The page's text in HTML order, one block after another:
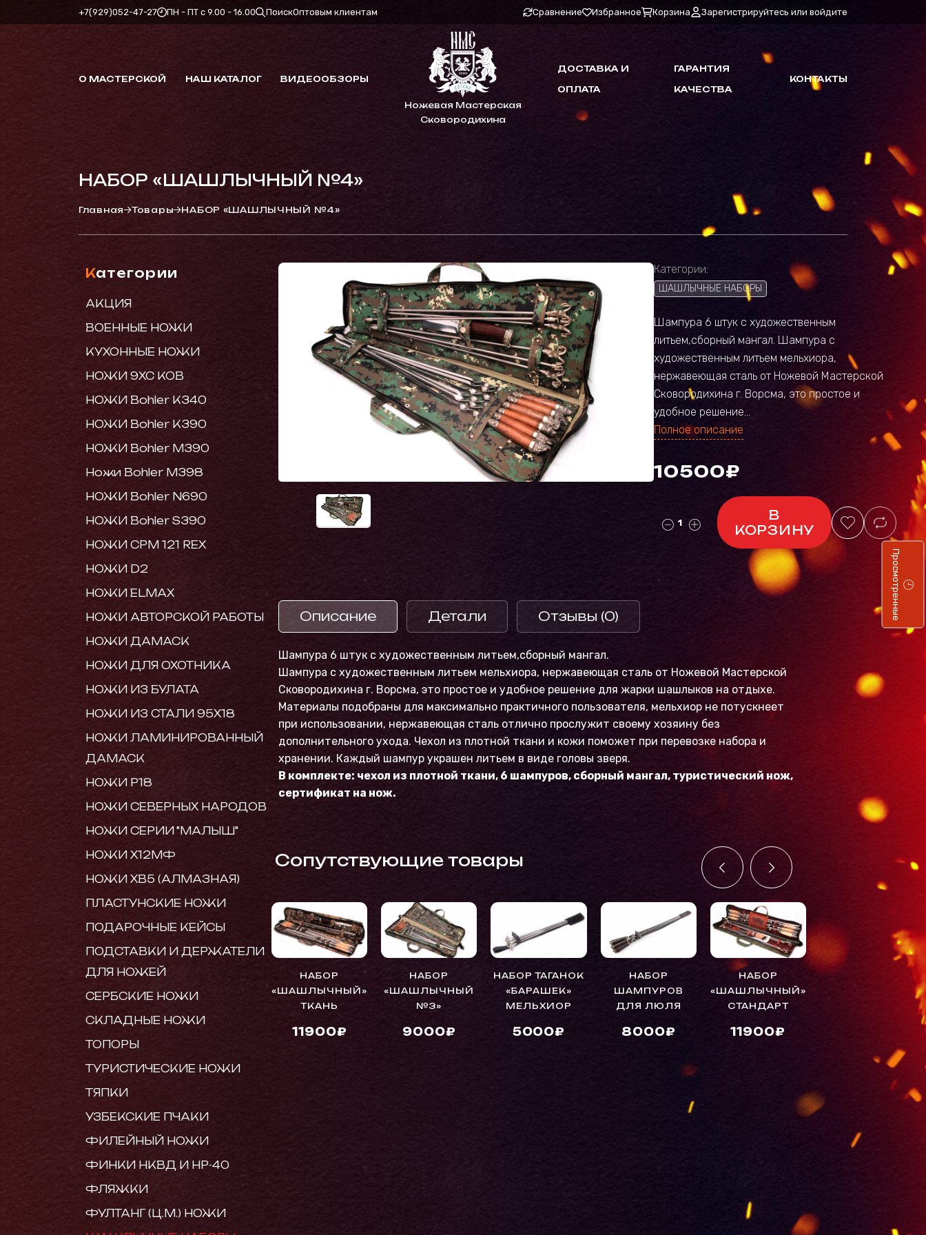
+7(929)052-47-27 ПН - ПТ с 9.00 - 16.00 ПоискОптовым клиентам Сравнение Избранное Корзина Зарегистрируйтесь или войдите
О МАСТЕРСКОЙ НАШ КАТАЛОГ ВИДЕООБЗОРЫ
Ножевая Мастерская
Сковородихина
ДОСТАВКА И
ОПЛАТА
ГАРАНТИЯ
КАЧЕСТВА
КОНТАКТЫ
НАБОР «ШАШЛЫЧНЫЙ №4»
Главная Товары НАБОР «ШАШЛЫЧНЫЙ №4»
Категории
АКЦИЯ
ВОЕННЫЕ НОЖИ
КУХОННЫЕ НОЖИ
НОЖИ 9ХС КОВ
НОЖИ Bohler K340
НОЖИ Bohler K390
НОЖИ Bohler M390
Ножи Bohler M398
НОЖИ Bohler N690
НОЖИ Bohler S390
НОЖИ CPM 121 REX
НОЖИ D2
НОЖИ ELMAX
НОЖИ АВТОРСКОЙ РАБОТЫ
НОЖИ ДАМАСК
НОЖИ ДЛЯ ОХОТНИКА
НОЖИ ИЗ БУЛАТА
НОЖИ ИЗ СТАЛИ 95Х18
НОЖИ ЛАМИНИРОВАННЫЙ
ДАМАСК
НОЖИ Р18
НОЖИ СЕВЕРНЫХ НАРОДОВ
НОЖИ СЕРИИ "МАЛЫШ"
НОЖИ Х12МФ
НОЖИ ХВ5 (АЛМАЗНАЯ)
ПЛАСТУНСКИЕ НОЖИ
ПОДАРОЧНЫЕ КЕЙСЫ
ПОДСТАВКИ И ДЕРЖАТЕЛИ
ДЛЯ НОЖЕЙ
СЕРБСКИЕ НОЖИ
СКЛАДНЫЕ НОЖИ
ТОПОРЫ
ТУРИСТИЧЕСКИЕ НОЖИ
ТЯПКИ
УЗБЕКСКИЕ ПЧАКИ
ФИЛЕЙНЫЙ НОЖИ
ФИНКИ НКВД И НР-40
ФЛЯЖКИ
ФУЛТАНГ (Ц.М.) НОЖИ
Категории:
ШАШЛЫЧНЫЕ НАБОРЫ
Шампура 6 штук с художественным
литьем,сборный мангал. Шампура с
художественным литьем мельхиора,
нержавеющая сталь от Ножевой Мастерской
Сковородихина г. Ворсма, это простое и
удобное решение...
Полное описание
10500₽
В
КОРЗИНУ
Описание Детали Отзывы (0)
Шампура 6 штук с художественным литьем,сборный мангал.
Шампура с художественным литьем мельхиора, нержавеющая сталь от Ножевой Мастерской
Сковородихина г. Ворсма, это простое и удобное решение для жарки шашлыков на отдыхе.
Материалы подобраны для максимально практичного пользователя, мельхиор не потускнеет
при использовании, нержавеющая сталь отлично прослужит своему хозяину без
дополнительного ухода. Чехол из плотной ткани и кожи поможет при перевозке набора и
хранении. Каждый шампур украшен литьем в виде головы зверя.
В комплекте: чехол из плотной ткани, 6 шампуров, сборный мангал, туристический нож,
сертификат на нож.
Cопутствующие товары
НАБОР
«ШАШЛЫЧНЫЙ»
ТКАНЬ
11900₽
НАБОР
«ШАШЛЫЧНЫЙ
№3»
9000₽
НАБОР ТАГАНОК
«БАРАШЕК»
МЕЛЬХИОР
5000₽
НАБОР
ШАМПУРОВ
ДЛЯ ЛЮЛЯ
8000₽
НАБОР
«ШАШЛЫЧНЫЙ»
СТАНДАРТ
11900₽
Просмотренные